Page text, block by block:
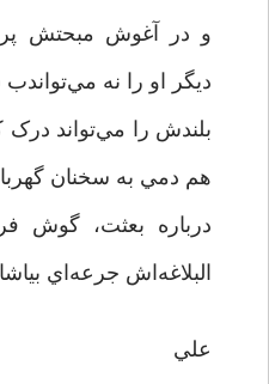
و در آغوش مبحتش
ديگر او را نه
بلندش را مي‌تواند
هم دمي به سخنان
درباره بعثت، گوش
البلاغه‌اش جرعه‌اي
علي